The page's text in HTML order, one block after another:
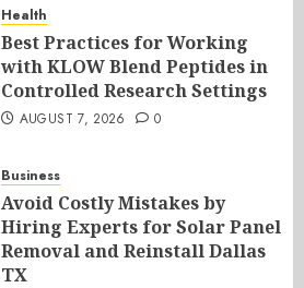
Health
Best Practices for Working
with KLOW Blend Peptides in
Controlled Research Settings
AUGUST 7, 2026 0
Business
Avoid Costly Mistakes by
Hiring Experts for Solar Panel
Removal and Reinstall Dallas
TX